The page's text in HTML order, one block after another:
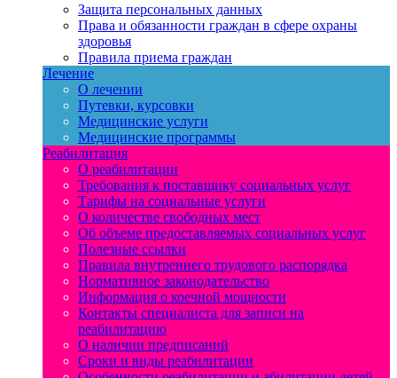
Защита персональных данных
Права и обязанности граждан в сфере охраны
здоровья
Правила приема граждан
Лечение
О лечении
Путевки, курсовки
Медицинские услуги
Медицинские программы
Реабилитация
О реабилитации
Требования к поставщику социальных услуг
Тарифы на социальные услуги
О количестве свободных мест
Об объеме предоставляемых социальных услуг
Полезные ссылки
Правила внутреннего трудового распорядка
Нормативное законодательство
Информация о коечной мощности
Контакты специалиста для записи на
реабилитацию
О наличии предписаний
Сроки и виды реабилитации